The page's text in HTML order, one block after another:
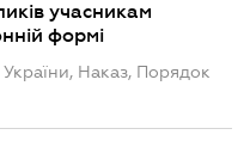
учасникам
формі
Наказ, Порядок